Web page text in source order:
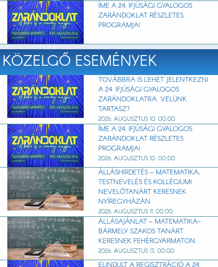
ÍME A 24. IFJÚSÁGI GYALOGOS
ZARÁNDOKLAT RÉSZLETES
PROGRAMJA!
KÖZELGŐ ESEMÉNYEK
TOVÁBBRA IS LEHET JELENTKEZNI
A 24. IFJÚSÁGI GYALOGOS
ZARÁNDOKLATRA. VELÜNK
TARTASZ?
2026. AUGUSZTUS 10. 00:00
ÍME A 24. IFJÚSÁGI GYALOGOS
ZARÁNDOKLAT RÉSZLETES
PROGRAMJA!
2026. AUGUSZTUS 10. 00:00
ÁLLÁSHIRDETÉS – MATEMATIKA,
TESTNEVELÉS ÉS KOLLÉGIUMI
NEVELŐTANÁRT KERESNEK
NYÍREGYHÁZÁN
2026. AUGUSZTUS 11. 00:00
ÁLLÁSAJÁNLAT – MATEMATIKA-
BÁRMELY SZAKOS TANÁRT
KERESNEK FEHÉRGYARMATON
2026. AUGUSZTUS 13. 00:00
ELINDULT A REGISZTRÁCIÓ A 24.